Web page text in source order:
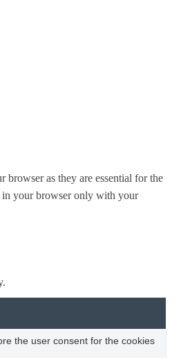
browser as they are essential for the
in your browser only with your
the user consent for the cookies